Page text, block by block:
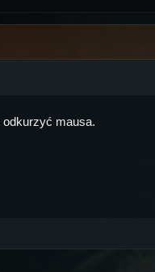
odkurzyć mausa.